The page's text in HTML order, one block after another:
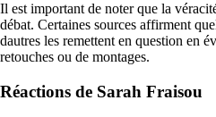
Il est important de noter que la
débat. Certaines sources affirment
dautres les remettent en question en
retouches ou de montages.
Réactions de Sarah Fraisou